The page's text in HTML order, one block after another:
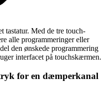
Med de tre touch-
alle programmeringer eller
den ønskede programmering
interfacet på touchskærmen.
for en dæmperkanal